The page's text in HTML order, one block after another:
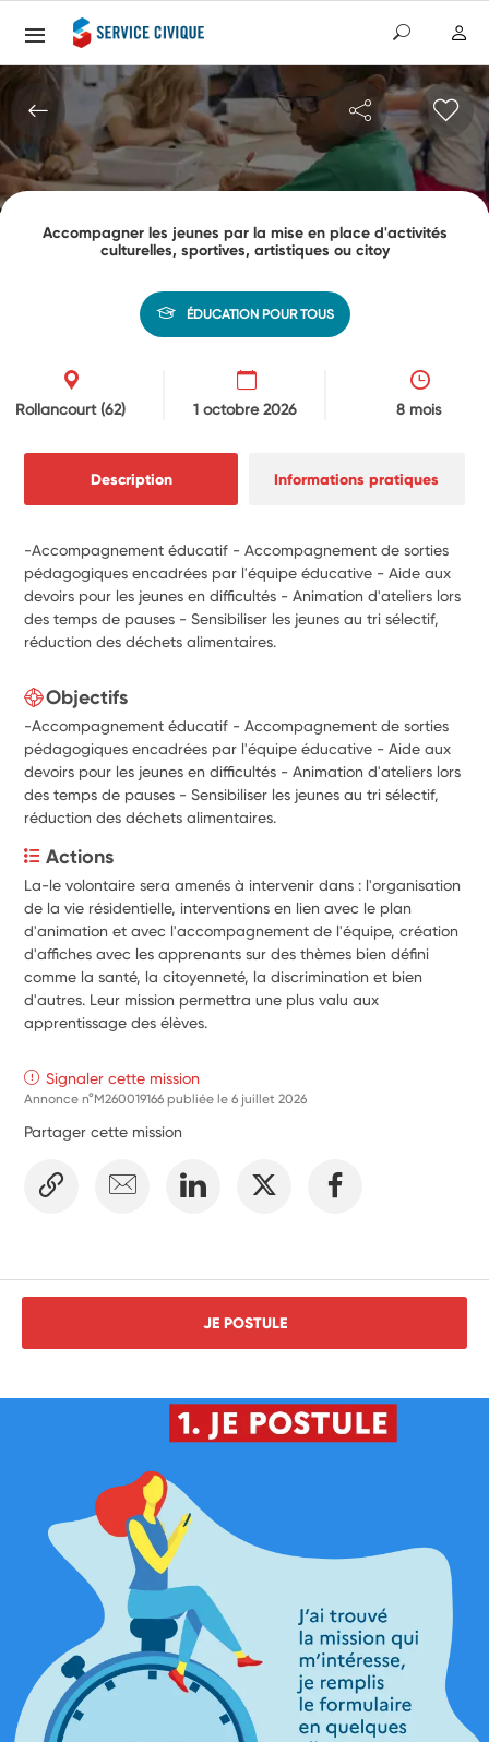
Accompagner les jeunes par la mise en place d'activités
culturelles, sportives, artistiques ou citoy
ÉDUCATION POUR TOUS
Rollancourt(62) 1 octobre 2026 8 mois
Description Informations pratiques
-Accompagnement éducatif - Accompagnement de sorties
pédagogiques encadrées par l'équipe éducative - Aide aux
devoirs pour les jeunes en difficultés - Animation d'ateliers lors
des temps de pauses - Sensibiliser les jeunes au tri sélectif,
réduction des déchets alimentaires.
Objectifs
-Accompagnement éducatif - Accompagnement de sorties
pédagogiques encadrées par l'équipe éducative - Aide aux
devoirs pour les jeunes en difficultés - Animation d'ateliers lors
des temps de pauses - Sensibiliser les jeunes au tri sélectif,
réduction des déchets alimentaires.
Actions
La-le volontaire sera amenés à intervenir dans : l'organisation
de la vie résidentielle, interventions en lien avec le plan
d'animation et avec l'accompagnement de l'équipe, création
d'affiches avec les apprenants sur des thèmes bien défini
comme la santé, la citoyenneté, la discrimination et bien
d'autres. Leur mission permettra une plus valu aux
apprentissage des élèves.
Signaler cette mission
Annonce n°M260019166 publiée le6 juillet 2026
Partager cette mission
JE POSTULE